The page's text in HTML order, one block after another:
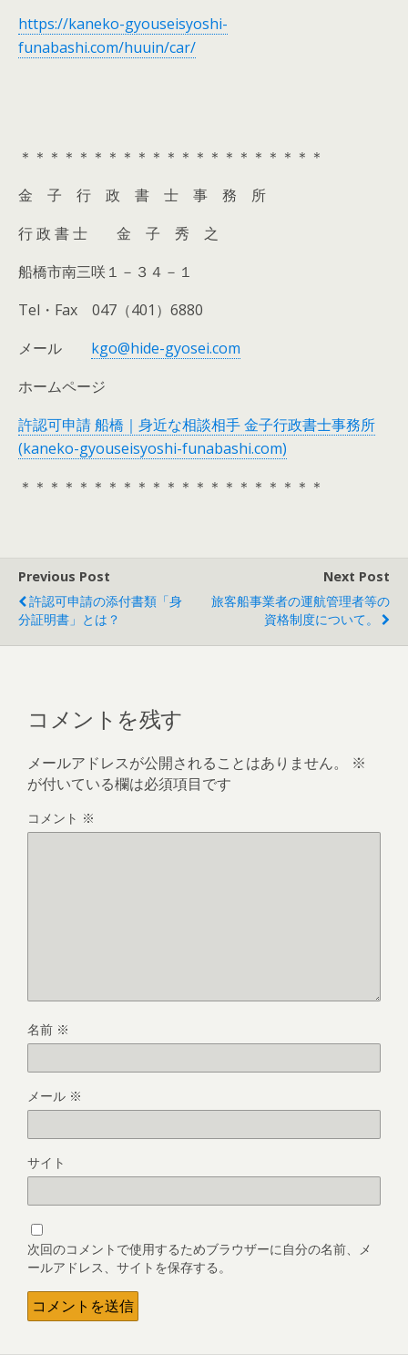
https://kaneko-gyouseisyoshi-
funabashi.com/huuin/car/
＊＊＊＊＊＊＊＊＊＊＊＊＊＊＊＊＊＊＊＊＊
金 子 行 政 書 士 事 務 所
行 政 書 士 金 子 秀 之
船橋市南三咲１－３４－１
Tel・Fax 047（401）6880
メール kgo@hide-gyosei.com
ホームページ
許認可申請 船橋｜身近な相談相手 金子行政書士事務所
(kaneko-gyouseisyoshi-funabashi.com)
＊＊＊＊＊＊＊＊＊＊＊＊＊＊＊＊＊＊＊＊＊
Previous Post
許認可申請の添付書類「身
分証明書」とは？
Next Post
旅客船事業者の運航管理者等の
資格制度について。
コメントを残す
メールアドレスが公開されることはありません。
※
が付いている欄は必須項目です
コメント ※
名前 ※
メール ※
サイト
次回のコメントで使用するためブラウザーに自分の名前、メ
ールアドレス、サイトを保存する。